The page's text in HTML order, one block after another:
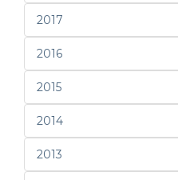
2017
2016
2015
2014
2013